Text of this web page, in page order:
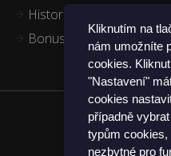
Historie objednávek
Bonus program
Kliknutím na
nám umožníte
cookies.
"Nastavení"
cookies
případně
typům cookies,
nezbytné pro